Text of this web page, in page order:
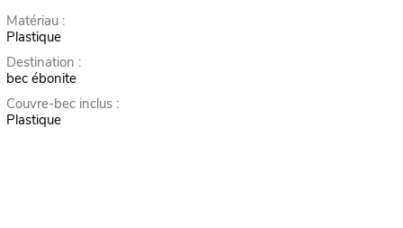
Matériau :
Plastique
Destination :
bec ébonite
Couvre-bec inclus :
Plastique